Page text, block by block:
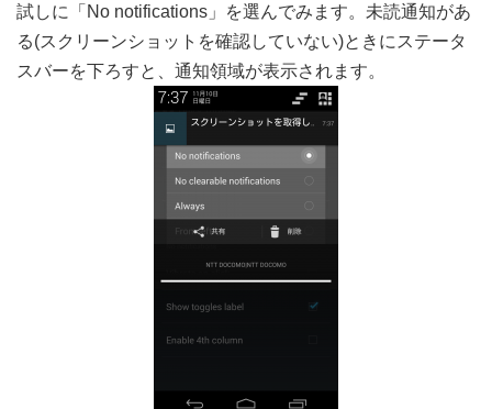
試しに「No notifications」を選んでみます。未読通知があ
る(スクリーンショットを確認していない)ときにステータ
スバーを下ろすと、通知領域が表示されます。